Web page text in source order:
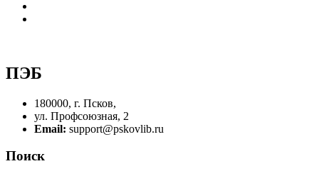
ПЭБ
180000, г. Псков,
ул. Профсоюзная, 2
Email: support@pskovlib.ru
Поиск